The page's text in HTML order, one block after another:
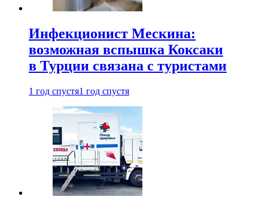
Инфекционист Мескина:
возможная вспышка Коксаки
в Турции связана с туристами
1 год спустя1 год спустя